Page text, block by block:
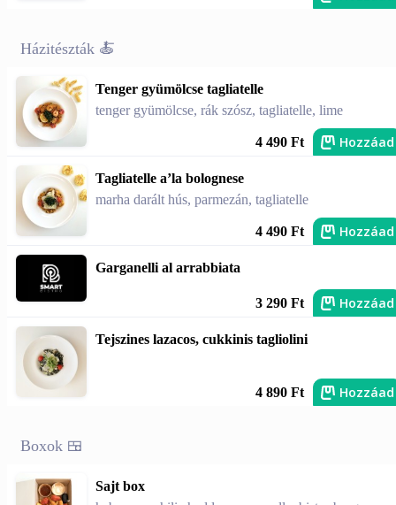
Házitészták 🍝
Tenger gyümölcse tagliatelle
tenger gyümölcse, rák szósz, tagliatelle, lime
4 490 Ft Hozzáad
Tagliatelle a’la bolognese
marha darált hús, parmezán, tagliatelle
4 490 Ft Hozzáad
Garganelli al arrabbiata
3 290 Ft Hozzáad
Tejszines lazacos, cukkinis tagliolini
4 890 Ft Hozzáad
Boxok 🍱
Sajt box